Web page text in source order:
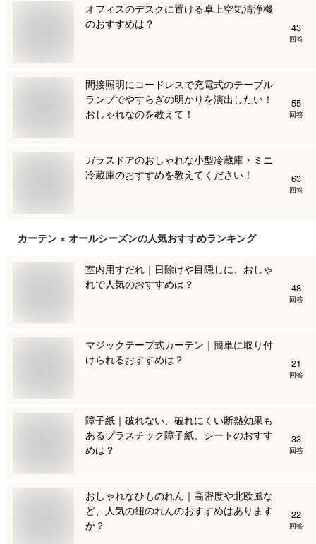
オフィスのデスクに置ける卓上空気清浄機
のおすすめは？
43
回答
間接照明にコードレスで充電式のテーブル
ランプでやすらぎの明かりを演出したい！
おしゃれなのを教えて！
55
回答
ガラスドアのおしゃれな小型冷蔵庫・ミニ
冷蔵庫のおすすめを教えてください！
63
回答
カーテン × オールシーズンの人気おすすめランキング
室内用すだれ｜日除けや目隠しに、おしゃ
れで人気のおすすめは？
48
回答
マジックテープ式カーテン｜簡単に取り付
けられるおすすめは？
21
回答
障子紙｜破れない、破れにくい断熱効果も
あるプラスチック障子紙、シートのおすす
めは？
33
回答
おしゃれなひものれん｜高密度や北欧風な
ど、人気の紐のれんのおすすめはあります
か？
22
回答